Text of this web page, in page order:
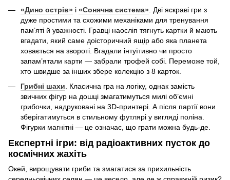
«Дино острів» і «Сонячна система». Дві яскраві гри з
дуже простими та схожими механіками для тренування
пам’яті й уважності. Гравці наосліп тягнуть картки й мають
вгадати, який саме доісторичний ящір або яка планета
ховається на звороті. Вгадали інтуїтивно чи просто
запам’ятали карти — забрали трофей собі. Переможе той,
хто швидше за інших збере колекцію з 8 карток.
Грибні шахи . Класична гра на логіку, однак замість
звичних фігур на дошці змагатимуться милі об’ємні
грибочки, надруковані на 3D-принтері. А після партії вони
зберігатимуться в стильному футлярі у вигляді поліна.
Фігурки магнітні — це означає, що грати можна будь-де.
Експертні ігри: від радіоактивних пусток до
космічних жахіть
Окей, вирощувати гриби та змагатися за прихильність